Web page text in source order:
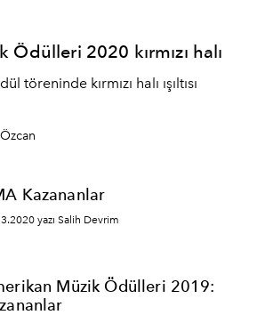
2020 kırmızı halı
töreninde kırmızı halı ışıltısı
Kazananlar
yazı Salih Devrim
Müzik Ödülleri 2019: